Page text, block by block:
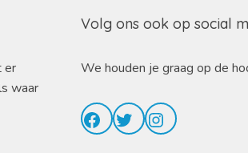
er
waar
Volg ons ook op social
We houden je graag op de
Facebook
TwitterInstagram